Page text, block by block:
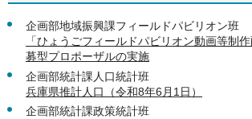
企画部地域振興課フィールドパビリオン班
「ひょうごフィールドパビリオン動画等制
募型プロポーザルの実施
企画部統計課人口統計班
兵庫県推計人口（令和8年6月1日）
企画部統計課政策統計班